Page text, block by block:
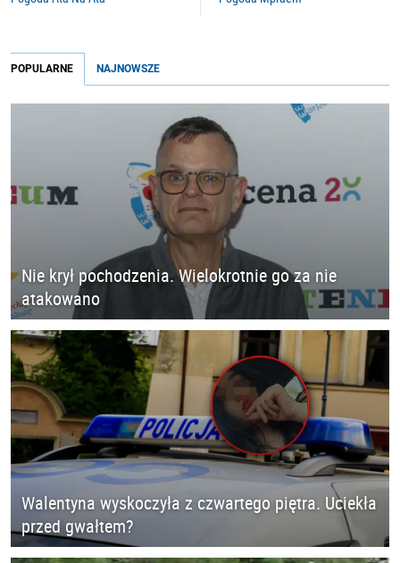
POPULARNE NAJNOWSZE
Nie krył pochodzenia. Wielokrotnie go za nie
atakowano
Walentyna wyskoczyła z czwartego piętra. Uciekła
przed gwałtem?